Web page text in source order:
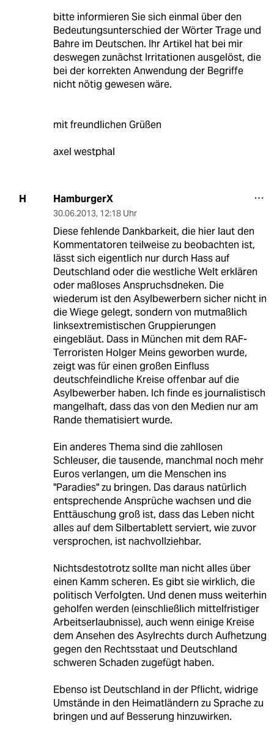
bitte informieren Sie sich einmal über den
Bedeutungsunterschied der Wörter Trage und
Bahre im Deutschen. Ihr Artikel hat bei mir
deswegen zunächst Irritationen ausgelöst, die
bei der korrekten Anwendung der Begriffe
nicht nötig gewesen wäre.
mit freundlichen Grüßen
axel westphal
H HamburgerX
30.06.2013, 12:18 Uhr
Diese fehlende Dankbarkeit, die hier laut den
Kommentatoren teilweise zu beobachten ist,
lässt sich eigentlich nur durch Hass auf
Deutschland oder die westliche Welt erklären
oder maßloses Anspruchsdneken. Die
wiederum ist den Asylbewerbern sicher nicht in
die Wiege gelegt, sondern von mutmaßlich
linksextremistischen Gruppierungen
eingebläut. Dass in München mit dem RAF-
Terroristen Holger Meins geworben wurde,
zeigt was für einen großen Einfluss
deutschfeindliche Kreise offenbar auf die
Asylbewerber haben. Ich finde es journalistisch
mangelhaft, dass das von den Medien nur am
Rande thematisiert wurde.
Ein anderes Thema sind die zahllosen
Schleuser, die tausende, manchmal noch mehr
Euros verlangen, um die Menschen ins
"Paradies" zu bringen. Das daraus natürlich
entsprechende Ansprüche wachsen und die
Enttäuschung groß ist, dass das Leben nicht
alles auf dem Silbertablett serviert, wie zuvor
versprochen, ist nachvollziehbar.
Nichtsdestotrotz sollte man nicht alles über
einen Kamm scheren. Es gibt sie wirklich, die
politisch Verfolgten. Und denen muss weiterhin
geholfen werden (einschließlich mittelfristiger
Arbeitserlaubnisse), auch wenn einige Kreise
dem Ansehen des Asylrechts durch Aufhetzung
gegen den Rechtsstaat und Deutschland
schweren Schaden zugefügt haben.
Ebenso ist Deutschland in der Pflicht, widrige
Umstände in den Heimatländern zu Sprache zu
bringen und auf Besserung hinzuwirken.